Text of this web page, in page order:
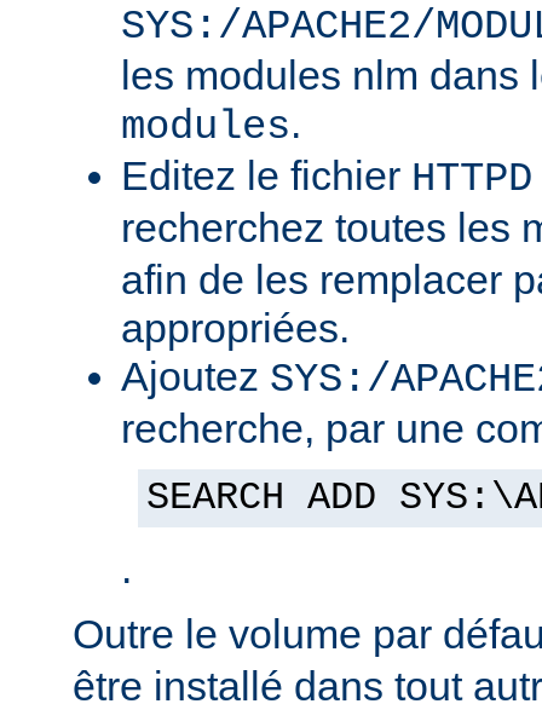
SYS:/APACHE2/
les modules nlm dans
modules.
Editez le fichier
recherchez toutes les
afin de les remplacer
appropriées.
Ajoutez SYS:/
recherche, par une
SEARCH ADD
.
Outre le volume par
être installé dans tout